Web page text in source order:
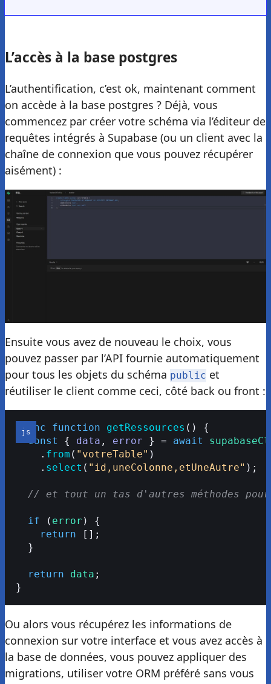
L’accès à la base postgres
L’authentification, c’est ok, maintenant comment
on accède à la base postgres ? Déjà, vous
commencez par créer votre schéma via l’éditeur de
requêtes intégrés à Supabase (ou un client avec la
chaîne de connexion que vous pouvez récupérer
aisément) :
Ensuite vous avez de nouveau le choix, vous
pouvez passer par l’API fournie automatiquement
pour tous les objets du schéma public et
réutiliser le client comme ceci, côté back ou front :
async function getRessources () {
  const
{ data , error } = await
    .
from ( "votreTable" )
    .
select ( "id,uneColonne,etUneAutre" );
// et tout un tas d'autres méthodes
  if
( error ) {
    return
[];
  }
  return
data ;
}
Ou alors vous récupérez les informations de
connexion sur votre interface et vous avez accès à
la base de données, vous pouvez appliquer des
migrations, utiliser votre ORM préféré sans vous